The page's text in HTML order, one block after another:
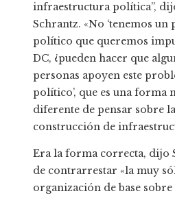
infraestructura política”,
Schrantz. «No ‘tenemos un
político que queremos
DC, ¿pueden hacer que
personas apoyen este
político’, que es una forma
diferente de pensar sobre la
construcción de
Era la forma correcta, dijo
de contrarrestar «la muy
organización de base